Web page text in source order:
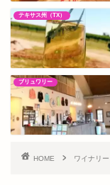
テキサス州（TX）
ブリュワリー
HOME ワイナリー